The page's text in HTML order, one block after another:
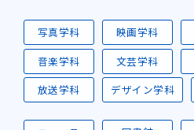
写真学科 映画学科
音楽学科
文芸学科
放送学科
デザイン学科